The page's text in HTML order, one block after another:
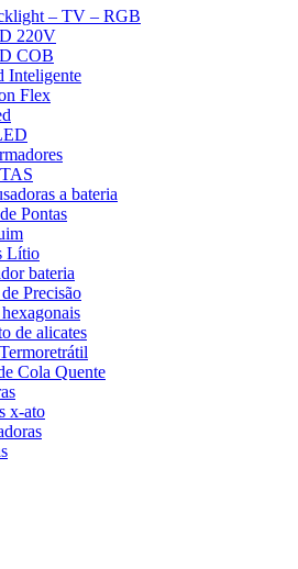
– TV – RGB
220V
COB
Inteligente
Flex
a bateria
Pontas
Lítio
bateria
Precisão
de alicates
Cola Quente
x-ato